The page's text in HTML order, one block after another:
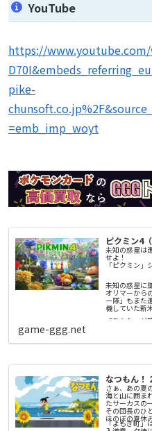
YouTube
https://www.youtube.com/
pike-
=emb_imp_woyt
ピクミン4
未知の惑星は
せよ！
「ピクミン
未知の惑星に
オリマーから
ー隊」もまた
機していた新
「あなた」
る謎の惑星
ピクミンは地
人公のために
ピクミンは、
か弱く、とき
さんのピクミ
できます。
ピクミンには
game-ggg.net
なつもん！
さぁ、あの夏
海と山に囲ま
たサーカスの
その団長のひ
ほのぼの夏休
「よもぎ町」